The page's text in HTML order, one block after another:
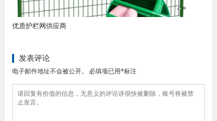
优质护栏网供应商
发表评论
电子邮件地址不会被公开。 必填项已用*标注